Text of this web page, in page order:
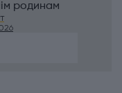
родинам